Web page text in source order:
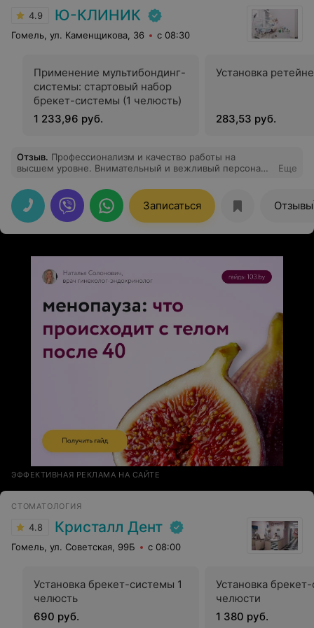
4.9 Ю-КЛИНИК
Гомель, ул. Каменщикова, 36 с 08:30
Применение мультибондинг-
системы: стартовый набор
брекет-системы (1 челюсть)
1 233,96 руб.
Установка
283,53 руб.
Отзыв. Профессионализм и качество работы на
высшем уровне. Внимательный и вежливый персонал.
Еще
Записаться Отзывы
ЭФФЕКТИВНАЯ РЕКЛАМА НА САЙТЕ
СТОМАТОЛОГИЯ
4.8 Кристалл Дент
Гомель, ул. Советская, 99Б с 08:00
Установка брекет-системы 1
челюсть
690 руб.
Установка
челюсти
1 380 руб.